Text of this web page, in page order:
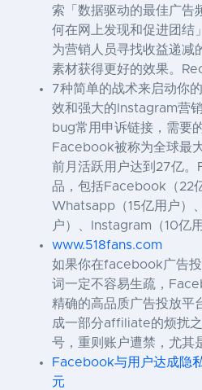
索「数据驱动的最佳广告
何在网上发现和促进团结
为营销人员寻找收益递减
素材获得更好的效果。
7种简单的战术来启动你
效和强大的Instagram营
bug常用申诉链接，需要
Facebook被称为全球最
前月活跃用户达到27亿
品，包括Facebook（22
Whatsapp（15亿用户）
户）、Instagram（10亿用
www.518fans.com
如果你在facebook广告
词一定不容易生疏，
精确的高品质广告投放平
成一部分affiliate的烦扰
号，重则账户遭禁，尤其
Facebook与用户达成隐
元